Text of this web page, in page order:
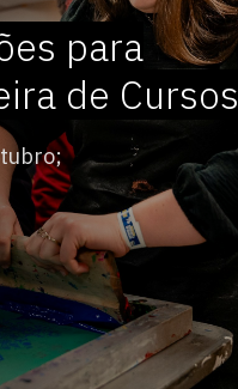
para
de Cursos